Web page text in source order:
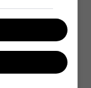
peso nella
persone
avevano
e